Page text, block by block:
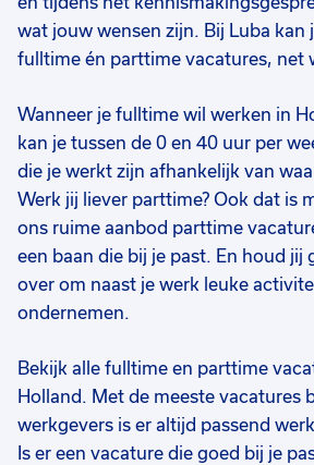
32 tot 40 uur
Vast
€ 2900- € 3400 p.m.
32 tot 40
Vast
€ 3400-
wat jouw wensen zijn. Bij Luba kan
fulltime én parttime vacatures, net
Wanneer je fulltime wil werken in
kan je tussen de 0 en 40 uur per
die je werkt zijn afhankelijk van
Werk jij liever parttime? Ook dat is
ons ruime aanbod parttime
een baan die bij je past. En houd jij
over om naast je werk leuke
ondernemen.
Bekijk alle fulltime en parttime
Holland. Met de meeste vacatures
werkgevers is er altijd passend
Is er een vacature die goed bij je